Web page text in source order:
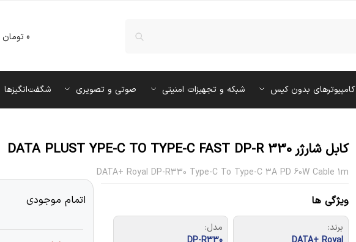
0 تومان
کامپیوترهای بدون کیس شبکه و تجهیزات امنیتی صوتی و تصویری شگفت‌انگیزها
کابل شارژر DATA PLUST YPE-C TO TYPE-C FAST DP-R 330
DATA+ Royal DP-R330 Type-C To Type-C 3A PD 60W Cable 1m
ویژگی ها
برند:
مدل:
اتمام موجودی